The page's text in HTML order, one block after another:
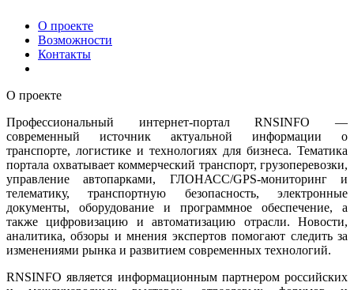
О проекте
Возможности
Контакты
О проекте
Профессиональный интернет-портал RNSINFO —
современный источник актуальной информации о
транспорте, логистике и технологиях для бизнеса. Тематика
портала охватывает коммерческий транспорт, грузоперевозки,
управление автопарками, ГЛОНАСС/GPS-мониторинг и
телематику, транспортную безопасность, электронные
документы, оборудование и программное обеспечение, а
также цифровизацию и автоматизацию отрасли. Новости,
аналитика, обзоры и мнения экспертов помогают следить за
изменениями рынка и развитием современных технологий.
RNSINFO является информационным партнером российских